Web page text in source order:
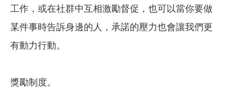
工作，或在社群中互相激勵督促，也可以當你要做
某件事時告訴身邊的人，承諾的壓力也會讓我們更
有動力行動。
獎勵制度。